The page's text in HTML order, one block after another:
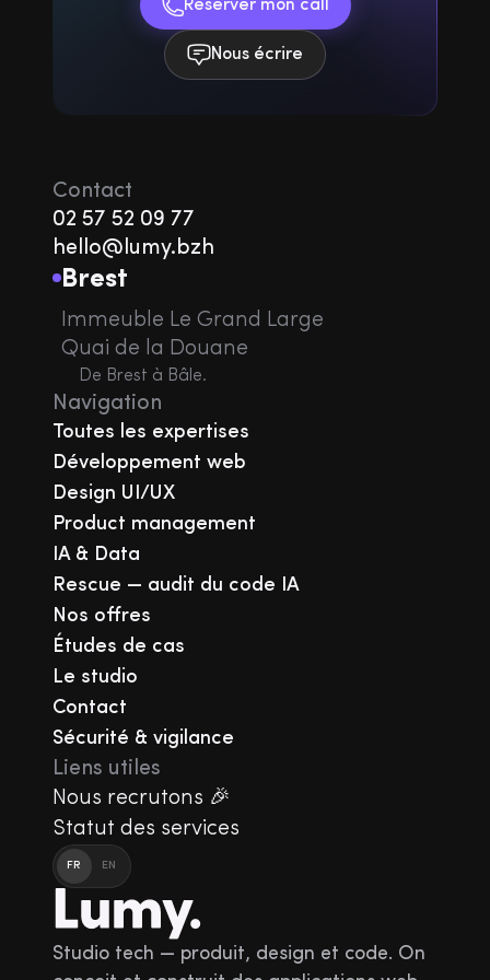
Réserver mon call
Nous écrire
Contact
02 57 52 09 77
hello@lumy.bzh
Brest
Immeuble Le Grand Large
Quai de la Douane
De Brest à Bâle.
Navigation
Toutes les expertises
Développement web
Design UI/UX
Product management
IA & Data
Rescue — audit du code IA
Nos offres
Études de cas
Le studio
Contact
Sécurité & vigilance
Liens utiles
Nous recrutons 🎉
Statut des services
FR EN
Studio tech — produit, design et code. On